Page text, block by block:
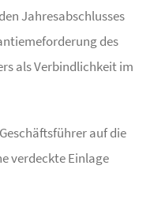
Jahresabschlusses
des
als Verbindlichkeit im
auf die
verdeckte Einlage